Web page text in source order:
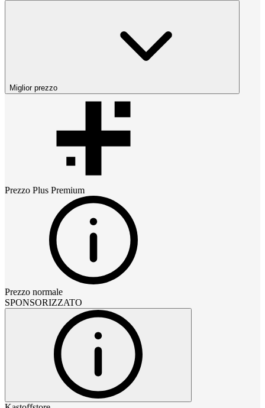
Miglior prezzo
Prezzo Plus Premium
Prezzo normale
SPONSORIZZATO